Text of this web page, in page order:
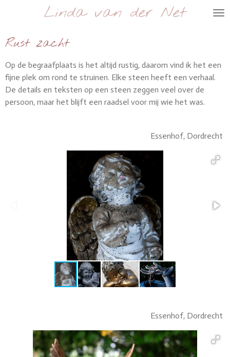
naar
de
hoofdinhoud
Linda van der Net
Rust zacht
Op de begraafplaats is het altijd rustig, daarom vind ik het een
fijne plek om rond te struinen. Elke steen heeft een verhaal.
De details en teksten op een steen zeggen veel over de
persoon, maar het blijft een raadsel voor mij wie het was.
Essenhof, Dordrecht
Essenhof, Dordrecht